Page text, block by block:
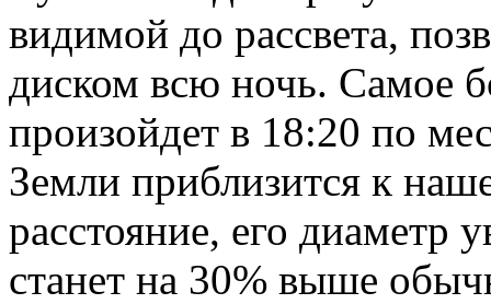
видимой до рассвета,
диском всю ночь. Самое
произойдет в 18:20 по
Земли приблизится к
расстояние, его диаметр
станет на 30% выше